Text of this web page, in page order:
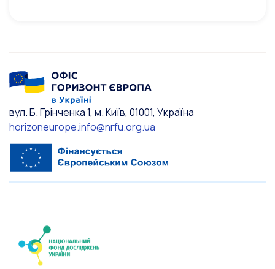
вул. Б. Грінченка 1, м. Київ, 01001, Україна
horizoneurope.info@nrfu.org.ua